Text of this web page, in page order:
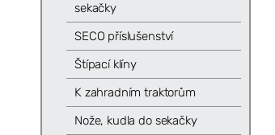
sekačky
SECO příslušenství
Štípací klíny
K zahradním traktorům
Nože, kudla do sekačky